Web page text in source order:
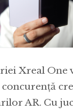
Xreal
AR. Cu